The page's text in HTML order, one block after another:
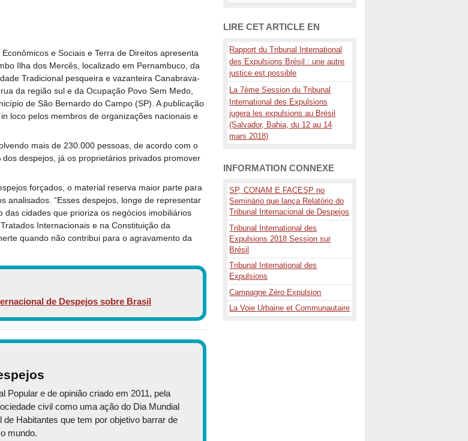
e Sociais e Terra de Direitos apresenta
Ilha dos Mercês, localizado em Pernambuco, da
Tradicional pesqueira e vazanteira Canabrava-
da região sul e da Ocupação Povo Sem Medo,
de São Bernardo do Campo (SP). A publicação
loco pelos membros de organizações nacionais e
mais de 230.000 pessoas, de acordo com o
despejos, já os proprietários privados promover
forçados, o material reserva maior parte para
analisados. “Esses despejos, longe de representar
cidades que prioriza os negócios imobiliários
Internacionais e na Constituição da
quando não contribui para o agravamento da
de Despejos sobre Brasil
Popular e de opinião criado em 2011, pela
civil como uma ação do Dia Mundial
Habitantes que tem por objetivo barrar de
mundo.
LIRE CET ARTICLE EN
Rapport du Tribunal International
des Expulsions Brésil : une autre
justice est possible
La 7ème Session du Tribunal
International des Expulsions
jugera les expulsions au Brésil
(Salvador, Bahia, du 12 au 14
mars 2018)
INFORMATION CONNEXE
SP, CONAM E FACESP no
Seminário que lança Relatório do
Tribunal Internacional de Despejos
Tribunal International des
Expulsions 2018 Session sur
Brésil
Tribunal International des
Expulsions
Campagne Zéro Expulsion
La Voie Urbaine et Communautaire